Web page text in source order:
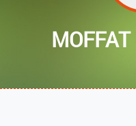
MOFFAT